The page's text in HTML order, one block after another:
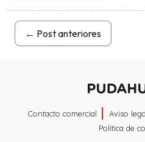
← Post anteriores
Contacto comercial Aviso
Política de